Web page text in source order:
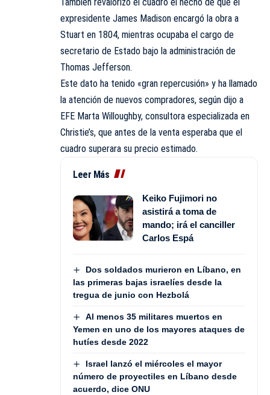
expresidente James Madison encargó la obra a
Stuart en 1804, mientras ocupaba el cargo de
secretario de Estado bajo la administración de
Thomas Jefferson.
Este dato ha tenido «gran repercusión» y ha llamado
la atención de nuevos compradores, según dijo a
EFE Marta Willoughby, consultora especializada en
Christie’s, que antes de la venta esperaba que el
cuadro superara su precio estimado.
Leer Más
Keiko Fujimori no
asistirá a toma de
mando; irá el canciller
Carlos Espá
Dos soldados murieron en Líbano, en
las primeras bajas israelíes desde la
tregua de junio con Hezbolá
Al menos 35 militares muertos en
Yemen en uno de los mayores ataques de
hutíes desde 2022
Israel lanzó el miércoles el mayor
número de proyectiles en Líbano desde
acuerdo, dice ONU